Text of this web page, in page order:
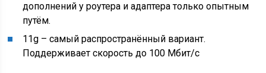
дополнений у роутера и адаптера только опытным
путём.
11g – самый распространённый вариант.
Поддерживает скорость до 100 Мбит/с